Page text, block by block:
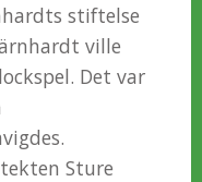
stiftelse
ville
Det var
Sture